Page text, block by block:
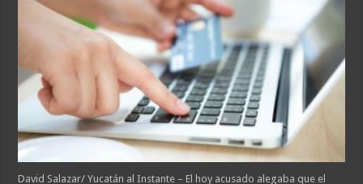
David Salazar/ Yucatán al Instante – El hoy acusado alegaba que el